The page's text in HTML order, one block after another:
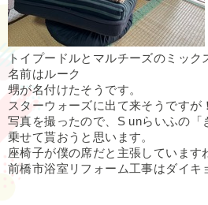
トイプードルとマルチーズのミック
名前はルーク
甥が名付けたそうです。
スターウォーズに出て来そうですが！
写真を撮ったので、S unらいふの「
乗せて貰おうと思います。
座椅子が僕の席だと主張しています
前橋市浴室リフォーム工事はダイキ